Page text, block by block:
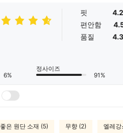
핏
편안함
품질
6%
정사이즈
91%
좋은 원단 소재 (5) 무향 (2) 엘레강